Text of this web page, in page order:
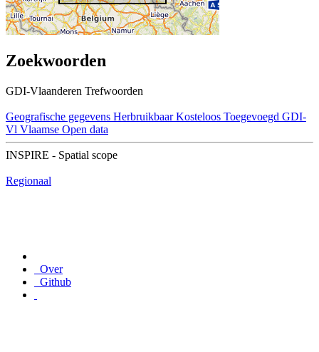
Zoekwoorden
GDI-Vlaanderen Trefwoorden
Geografische gegevens Herbruikbaar Kosteloos Toegevoegd GDI-
Vl Vlaamse Open data
INSPIRE - Spatial scope
Regionaal
Over
Github